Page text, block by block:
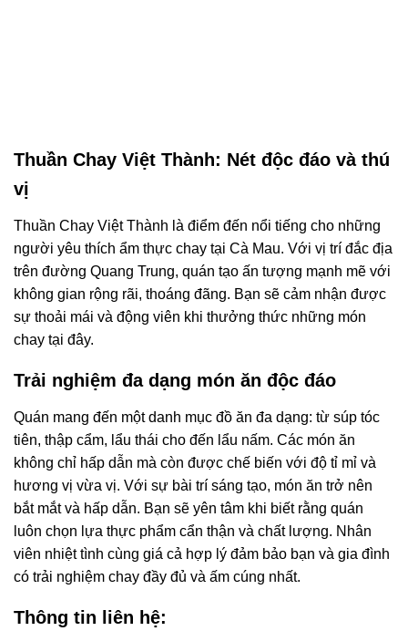
Thuần Chay Việt Thành: Nét độc đáo và thú
vị
Thuần Chay Việt Thành là điểm đến nổi tiếng cho những
người yêu thích ẩm thực chay tại Cà Mau. Với vị trí đắc địa
trên đường Quang Trung, quán tạo ấn tượng mạnh mẽ với
không gian rộng rãi, thoáng đãng. Bạn sẽ cảm nhận được
sự thoải mái và động viên khi thưởng thức những món
chay tại đây.
Trải nghiệm đa dạng món ăn độc đáo
Quán mang đến một danh mục đồ ăn đa dạng: từ súp tóc
tiên, thập cẩm, lẩu thái cho đến lẩu nấm. Các món ăn
không chỉ hấp dẫn mà còn được chế biến với độ tỉ mỉ và
hương vị vừa vị. Với sự bài trí sáng tạo, món ăn trở nên
bắt mắt và hấp dẫn. Bạn sẽ yên tâm khi biết rằng quán
luôn chọn lựa thực phẩm cẩn thận và chất lượng. Nhân
viên nhiệt tình cùng giá cả hợp lý đảm bảo bạn và gia đình
có trải nghiệm chay đầy đủ và ấm cúng nhất.
Thông tin liên hệ: